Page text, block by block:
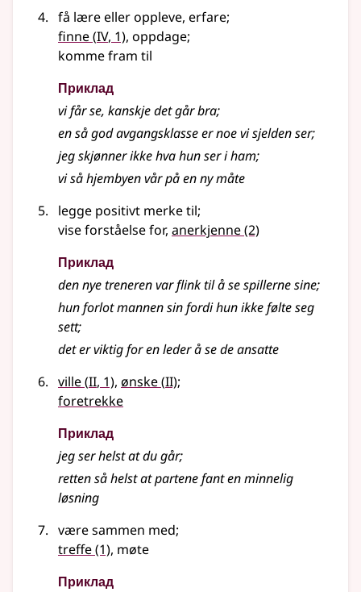
få lære eller oppleve, erfare;
finne(4
IV, 1), oppdage;
komme fram til
Приклад
vi får se, kanskje det går bra;
en så god avgangsklasse er noe vi sjelden ser;
jeg skjønner ikke hva hun ser i ham;
vi så hjembyen vår på en ny måte
legge positivt merke til;
vise forståelse for, anerkjenne(2)
Приклад
den nye treneren var flink til å se spillerne sine;
hun forlot mannen sin fordi hun ikke følte seg
sett;
det er viktig for en leder å se de ansatte
ville(2
II, 1), ønske(2
II);
foretrekke
Приклад
jeg ser helst at du går;
retten så helst at partene fant en minnelig
løsning
være sammen med;
treffe(1), møte
Приклад